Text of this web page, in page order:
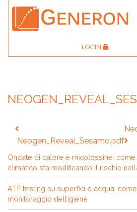
LOGIN
Navigazione
articoli
Neogen_Reveal_Sesamo.pdf
Ondate di calore e micotossine:
climatico sta modificando il rischio
ATP testing su superfici e acqua:
monitoraggio dell’igiene